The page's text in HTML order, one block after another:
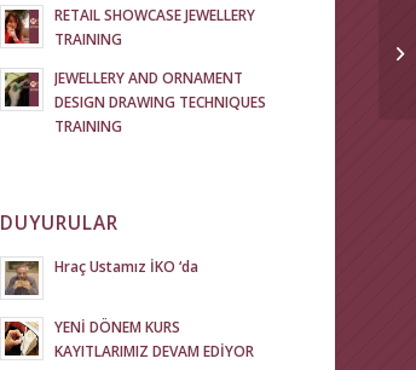
RETAIL SHOWCASE JEWELLERY
TRAINING
JEWELLERY AND ORNAMENT
DESIGN DRAWING TECHNIQUES
TRAINING
DUYURULAR
Hraç Ustamız İKO ‘da
YENİ DÖNEM KURS
KAYITLARIMIZ DEVAM EDİYOR